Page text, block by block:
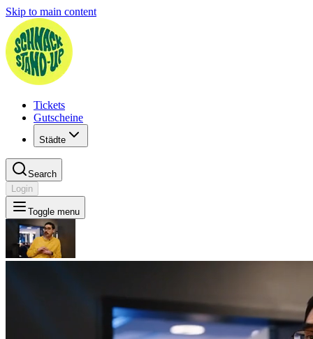
Skip to main content
Tickets
Gutscheine
Städte
Search
Login
Toggle menu